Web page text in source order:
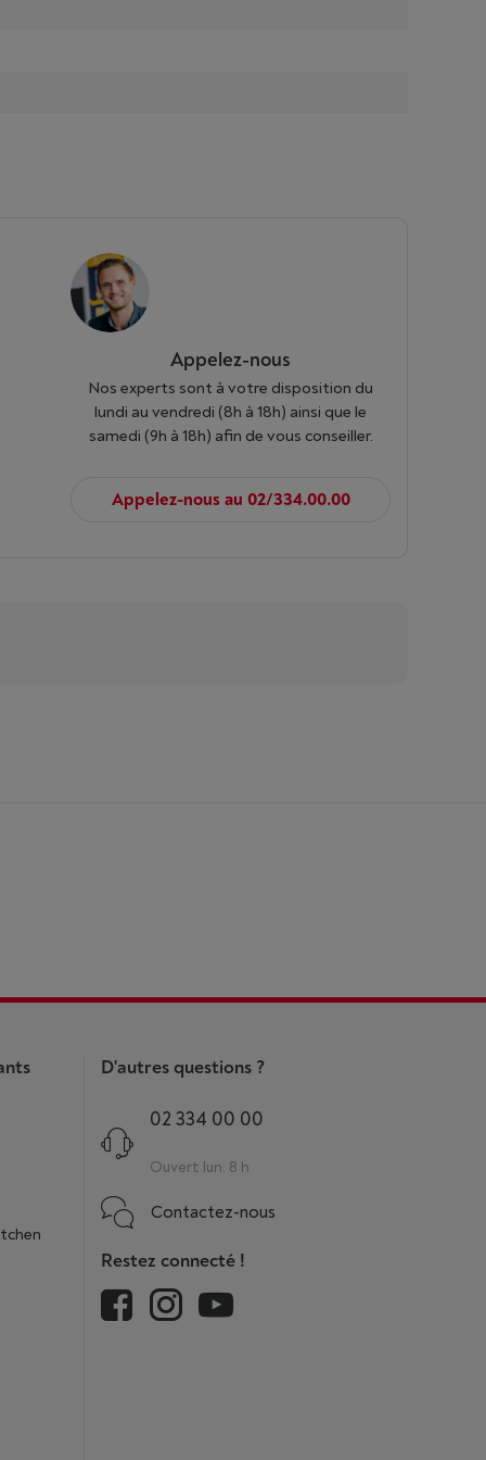
Appelez-nous
Nos experts sont à votre disposition du
lundi au vendredi (8h à 18h) ainsi que le
samedi (9h à 18h) afin de vous conseiller.
Appelez-nous au 02/334.00.00
D'autres questions ?
02 334 00 00
Ouvert lun. 8 h
Contactez-nous
Restez connecté !